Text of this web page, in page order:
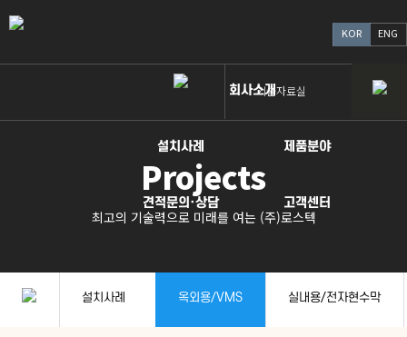
KOR ENG
회사소개
설치사례 제품분야
견적문의·상담 고객센터
기술자료실
Projects
최고의 기술력으로 미래를 여는 (주)로스텍
설치사례 옥외용/VMS 실내용/전자현수막